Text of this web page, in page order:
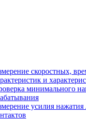
скоростных,
и
минимального
усилия